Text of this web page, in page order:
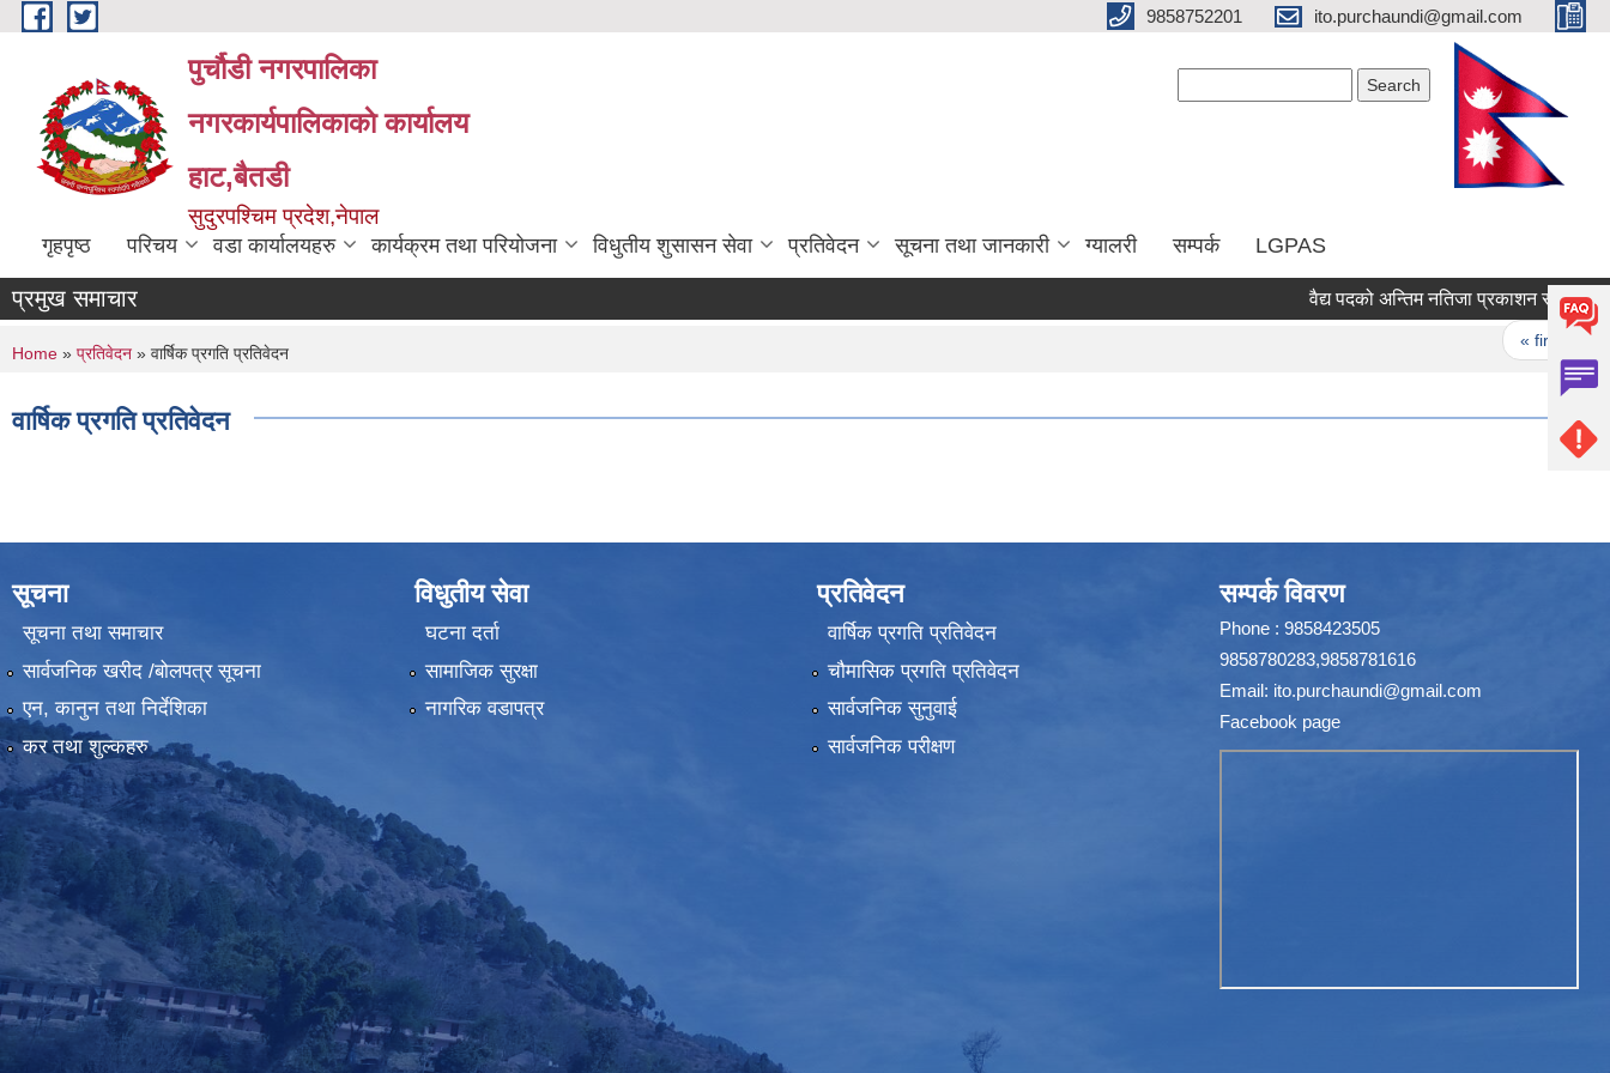
Skip to main content 9858752201 ito.purchaundi@gmail.com
पुर्चौडी नगरपालिका
नगरकार्यपालिकाकाे कार्यालय
हाट,बैतडी
सुदुरपश्चिम प्रदेश,नेपाल
गृहपृष्ठ परिचय वडा कार्यालयहरु कार्यक्रम तथा परियोजना विधुतीय शुसासन सेवा प्रतिवेदन सूचना तथा जानकारी ग्यालरी सम्पर्क LGPAS
प्रमुख समाचार वैद्य पदको अन्तिम नतिजा प्रकाशन सम्बन्धमा ।
« first
You are here
Home » प्रतिवेदन » वार्षिक प्रगति प्रतिवेदन
वार्षिक प्रगति प्रतिवेदन
सूचना
सूचना तथा समाचार
सार्वजनिक खरीद /बोलपत्र सूचना
एन, कानुन तथा निर्देशिका
कर तथा शुल्कहरु
विधुतीय सेवा
घटना दर्ता
सामाजिक सुरक्षा
नागरिक वडापत्र
प्रतिवेदन
वार्षिक प्रगति प्रतिवेदन
चौमासिक प्रगति प्रतिवेदन
सार्वजनिक सुनुवाई
सार्वजनिक परीक्षण
सम्पर्क विवरण
Phone : 9858423505
9858780283,9858781616
Email: ito.purchaundi@gmail.com
Facebook page